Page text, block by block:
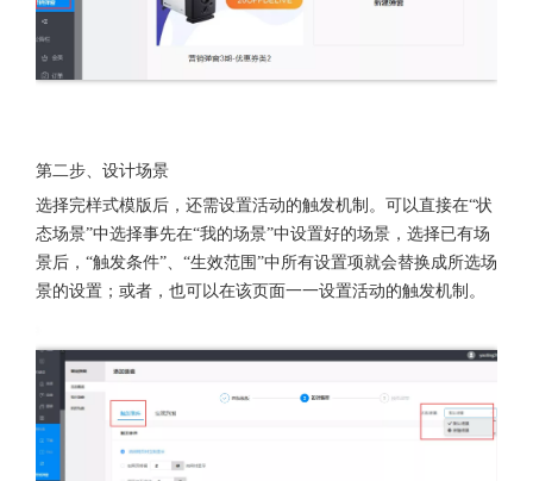
第二步、设计场景
选择完样式模版后，还需设置活动的触发机制。可以直接在“状
态场景”中选择事先在“我的场景”中设置好的场景，选择已有场
景后，“触发条件”、“生效范围”中所有设置项就会替换成所选场
景的设置；或者，也可以在该页面一一设置活动的触发机制。